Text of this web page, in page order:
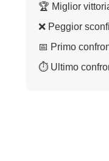
🏆 Miglior
❌ Peggior
📅 Primo
⏱ Ultimo